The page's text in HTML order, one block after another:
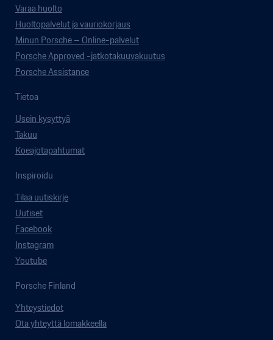
Varaa huolto
Huoltopalvelut ja vauriokorjaus
Minun Porsche – Online-palvelut
Porsche Approved -jatkotakuuvakuutus
Porsche Assistance
Tietoa
Usein kysyttyä
Takuu
Koeajotapahtumat
Inspiroidu
Tilaa uutiskirje
Uutiset
Facebook
Instagram
Youtube
Porsche Finland
Yhteystiedot
Ota yhteyttä lomakkeella